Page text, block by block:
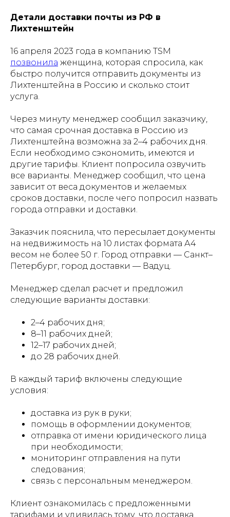
Детали доставки почты из РФ в
Лихтенштейн
16 апреля 2023 года в компанию TSM
позвонила женщина, которая спросила, как
быстро получится отправить документы из
Лихтенштейна в Россию и сколько стоит
услуга.
Через минуту менеджер сообщил заказчику,
что самая срочная доставка в Россию из
Лихтенштейна возможна за 2–4 рабочих дня.
Если необходимо сэкономить, имеются и
другие тарифы. Клиент попросила озвучить
все варианты. Менеджер сообщил, что цена
зависит от веса документов и желаемых
сроков доставки, после чего попросил назвать
города отправки и доставки.
Заказчик пояснила, что пересылает документы
на недвижимость на 10 листах формата А4
весом не более 50 г. Город отправки — Санкт–
Петербург, город доставки — Вадуц.
Менеджер сделал расчет и предложил
следующие варианты доставки:
2–4 рабочих дня;
8–11 рабочих дней;
12–17 рабочих дней;
до 28 рабочих дней.
В каждый тариф включены следующие
условия:
доставка из рук в руки;
помощь в оформлении документов;
отправка от имени юридического лица
при необходимости;
мониторинг отправления на пути
следования;
связь с персональным менеджером.
Клиент ознакомилась с предложенными
тарифами и удивилась тому, что доставка